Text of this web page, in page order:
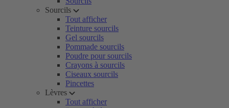
Sourcils
Tout afficher
Teinture sourcils
Gel sourcils
Pommade sourcils
Poudre pour sourcils
Crayons à sourcils
Ciseaux sourcils
Pincettes
Lèvres
Tout afficher